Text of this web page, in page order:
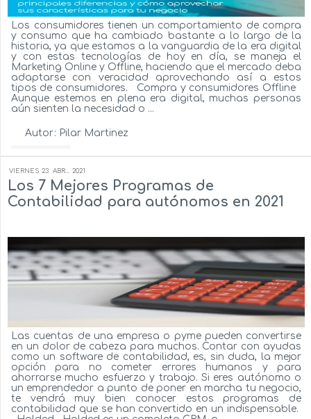
Los consumidores tienen un comportamiento de compra
y consumo que ha cambiado bastante a lo largo de la
historia, ya que estamos a la vanguardia de la era digital
y con estas tecnologías de hoy en día, se maneja el
Marketing Online y Offline, haciendo que el mercado deba
adaptarse con veracidad aprovechando así a estos
tipos de consumidores. Compra y consumidores Offline
Aunque estemos en plena era digital, muchas personas
aún sienten la necesidad o ...
Autor: Pilar Martinez
VIERNES 23 ABR... 2021
Los 7 Mejores Programas de
Contabilidad para autónomos en 2021
Las cuentas de una empresa o pyme pueden convertirse
en un dolor de cabeza para muchos. Contar con ayudas
como un software de contabilidad, es, sin duda, la mejor
opción para no cometer errores humanos y para
ahorrarse mucho esfuerzo y trabajo. Si eres autónomo o
un emprendedor a punto de poner en marcha tu negocio,
te vendrá muy bien conocer estos programas de
contabilidad que se han convertido en un indispensable.